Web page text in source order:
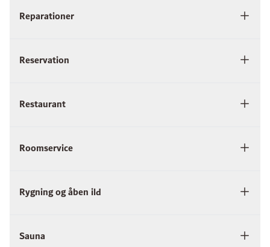
Reparationer
Reservation
Restaurant
Roomservice
Rygning og åben ild
Sauna